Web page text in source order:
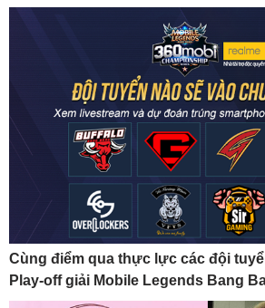
Cùng điểm qua thực lực các đội
Play-off giải Mobile Legends Bang